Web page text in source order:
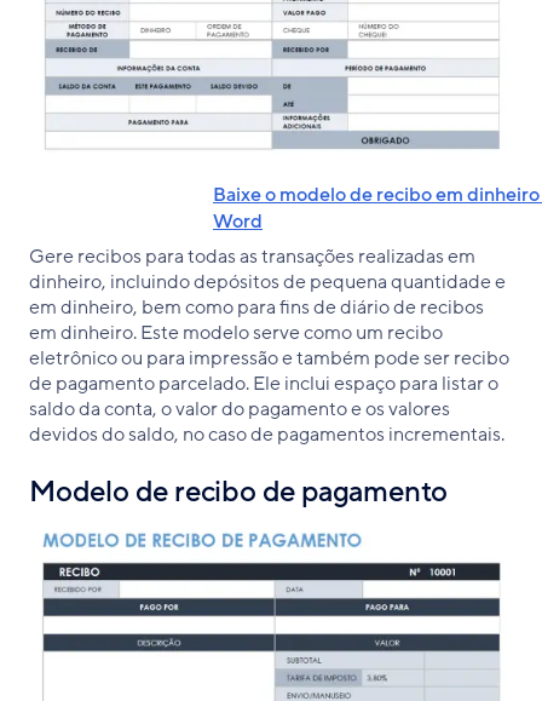
Baixe o modelo de recibo em
Word
Gere recibos para todas as transações realizadas em
dinheiro, incluindo depósitos de pequena quantidade e
em dinheiro, bem como para fins de diário de recibos
em dinheiro. Este modelo serve como um recibo
eletrônico ou para impressão e também pode ser recibo
de pagamento parcelado. Ele inclui espaço para listar o
saldo da conta, o valor do pagamento e os valores
devidos do saldo, no caso de pagamentos incrementais.
Modelo de recibo de pagamento